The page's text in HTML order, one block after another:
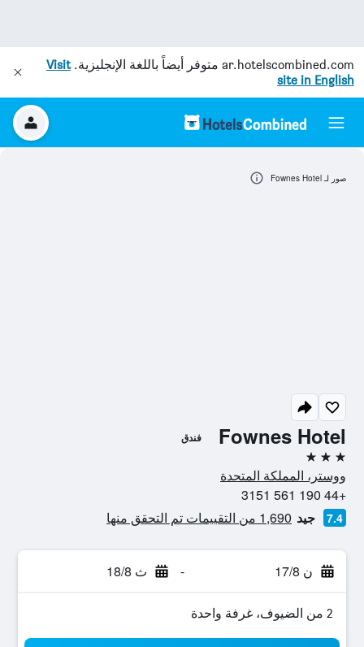
ar.hotelscombined.com متوفر أيضاً باللغة الإنجليزية.Visit
site in English
Fownes Hotel فندق
3 نجوم
ووستر، المملكة المتحدة
+44 190 561 3151
7.4 جيد 1,690 من التقييمات تم التحقق منها
ن 17/8 - ث 18/8
2 من الضيوف، غرفة واحدة
صور لـ Fownes Hotel